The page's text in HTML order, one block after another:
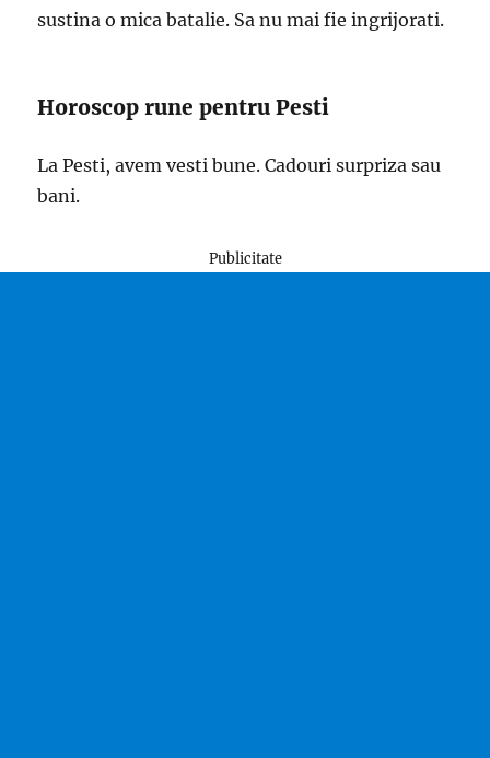
sustina o mica batalie. Sa nu mai fie ingrijorati.
Horoscop rune pentru Pesti
La Pesti, avem vesti bune. Cadouri surpriza sau
bani.
Publicitate